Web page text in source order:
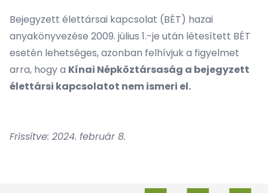
Bejegyzett élettársai kapcsolat (BÉT) hazai
anyakönyvezése 2009. július 1.-je után létesített BÉT
esetén lehetséges, azonban felhívjuk a figyelmet
arra, hogy a Kínai Népköztársaság a bejegyzett
élettársi kapcsolatot nem ismeri el.
Frissítve: 2024. február 8.